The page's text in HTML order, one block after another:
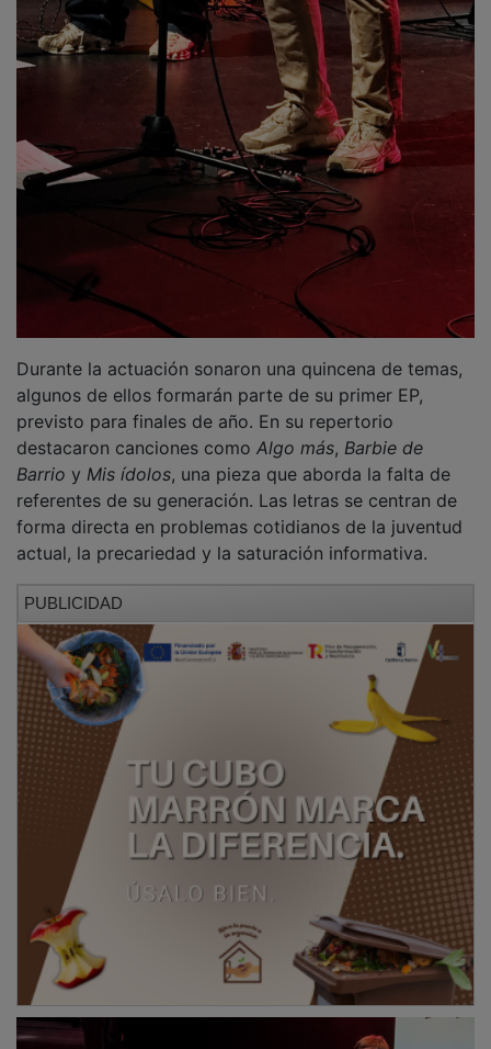
Durante la actuación sonaron una quincena de temas,
algunos de ellos formarán parte de su primer EP,
previsto para finales de año. En su repertorio
destacaron canciones como Algo más, Barbie de
Barrio y Mis ídolos, una pieza que aborda la falta de
referentes de su generación. Las letras se centran de
forma directa en problemas cotidianos de la juventud
actual, la precariedad y la saturación informativa.
PUBLICIDAD